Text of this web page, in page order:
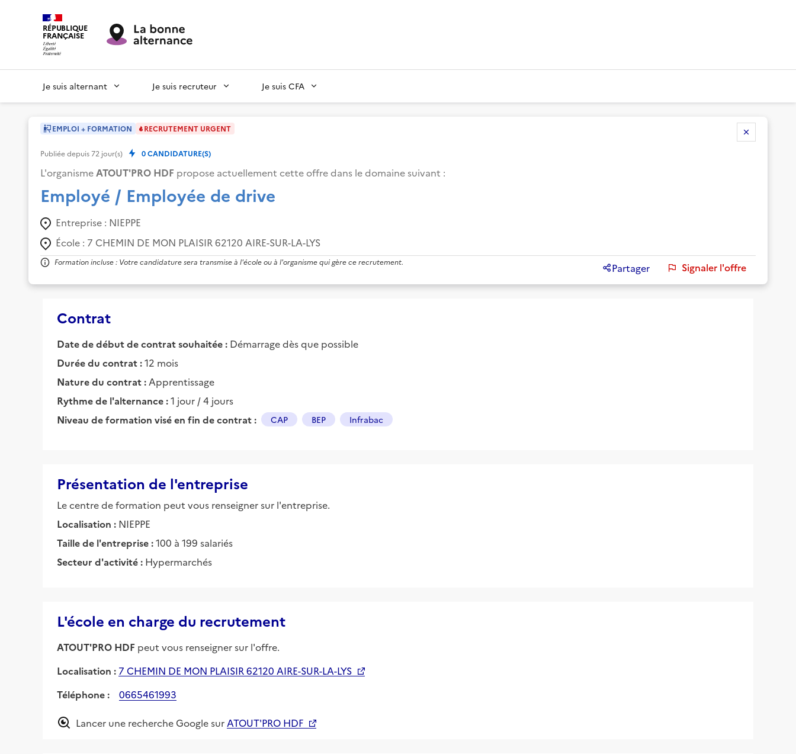
RÉPUBLIQUE
FRANÇAISE
Je suis alternant Je suis recruteur Je suis CFA
EMPLOI + FORMATION RECRUTEMENT URGENT
Publiée depuis72 jour(s) 0CANDIDATURE(S)
L'organismeATOUT'PRO HDF propose actuellement cette offre dans le domaine suivant :
Employé / Employée de drive
Entreprise : NIEPPE
École : 7 CHEMIN DE MON PLAISIR 62120 AIRE-SUR-LA-LYS
Formation incluse : Votre candidature sera transmise à l'école ou à l'organisme qui gère ce recrutement. Partager Signaler l'offre
Contrat
Date de début de contrat souhaitée : Démarrage dès que possible
Durée du contrat :12 mois
Nature du contrat : Apprentissage
Rythme de l'alternance :1 jour / 4 jours
Niveau de formation visé en fin de contrat :
CAP BEP Infrabac
Présentation de l'entreprise
Le centre de formation peut vous renseigner sur l'entreprise.
Localisation : NIEPPE
Taille de l'entreprise :100 à 199 salariés
Secteur d'activité : Hypermarchés
L'école en charge du recrutement
ATOUT'PRO HDF peut vous renseigner sur l'offre.
Localisation : 7 CHEMIN DE MON PLAISIR 62120 AIRE-SUR-LA-LYS
Téléphone :
0665461993
Lancer une recherche Google sur ATOUT'PRO HDF